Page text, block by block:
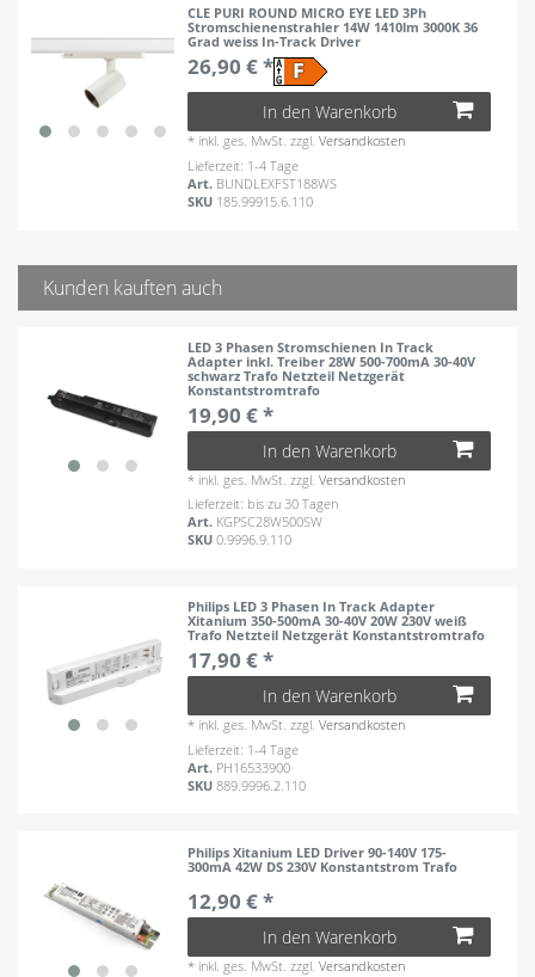
CLE PURI ROUND MICRO EYE LED 3Ph
Stromschienenstrahler 14W 1410lm 3000K 36
Grad weiss In-Track Driver
26,90 € *
In den Warenkorb
* inkl. ges. MwSt. zzgl.Versandkosten
Lieferzeit: 1-4 Tage
Art. BUNDLEXFST188WS
SKU 185.99915.6.110
Kunden kauften auch
LED 3 Phasen Stromschienen In Track
Adapter inkl. Treiber 28W 500-700mA 30-40V
schwarz Trafo Netzteil Netzgerät
Konstantstromtrafo
19,90 € *
In den Warenkorb
* inkl. ges. MwSt. zzgl.Versandkosten
Lieferzeit: bis zu 30 Tagen
Art. KGPSC28W500SW
SKU0.9996.9.110
Philips LED 3 Phasen In Track Adapter
Xitanium 350-500mA 30-40V 20W 230V weiß
Trafo Netzteil Netzgerät Konstantstromtrafo
17,90 € *
In den Warenkorb
* inkl. ges. MwSt. zzgl.Versandkosten
Lieferzeit: 1-4 Tage
Art. PH16533900
SKU889.9996.2.110
Philips Xitanium LED Driver 90-140V 175-
300mA 42W DS 230V Konstantstrom Trafo
12,90 € *
In den Warenkorb
* inkl. ges. MwSt. zzgl.Versandkosten